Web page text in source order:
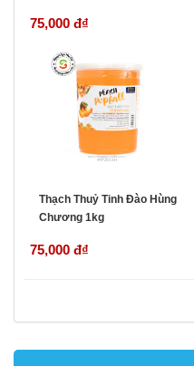
75,000 đ₫
Thạch Thuỷ Tinh Đào Hùng
Chương 1kg
75,000 đ₫